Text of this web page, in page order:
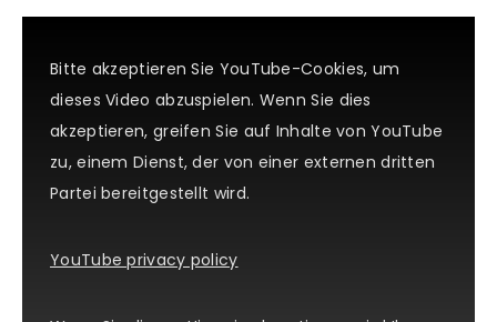
Bitte akzeptieren Sie YouTube-Cookies, um
dieses Video abzuspielen. Wenn Sie dies
akzeptieren, greifen Sie auf Inhalte von YouTube
zu, einem Dienst, der von einer externen dritten
Partei bereitgestellt wird.
YouTube privacy policy